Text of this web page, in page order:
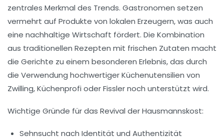
zentrales Merkmal des Trends. Gastronomen setzen
vermehrt auf Produkte von lokalen Erzeugern, was auch
eine nachhaltige Wirtschaft fördert. Die Kombination
aus traditionellen Rezepten mit frischen Zutaten macht
die Gerichte zu einem besonderen Erlebnis, das durch
die Verwendung hochwertiger Küchenutensilien von
Zwilling, Küchenprofi oder Fissler noch unterstützt wird.
Wichtige Gründe für das Revival der Hausmannskost:
Sehnsucht nach Identität und Authentizität